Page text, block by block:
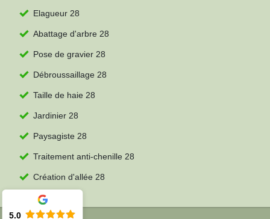
Elagueur 28
Abattage d'arbre 28
Pose de gravier 28
Débroussaillage 28
Taille de haie 28
Jardinier 28
Paysagiste 28
Traitement anti-chenille 28
Création d'allée 28
5.0